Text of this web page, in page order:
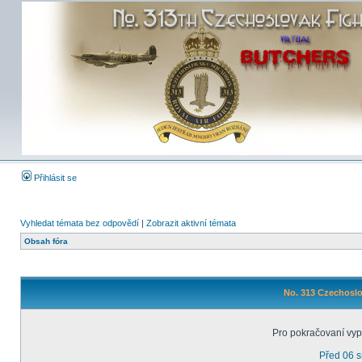
Přihlásit se
Vyhledat témata bez odpovědí | Zobrazit aktivní témata
Obsah fóra
No. 313
Pro pokračovaní
Před 06